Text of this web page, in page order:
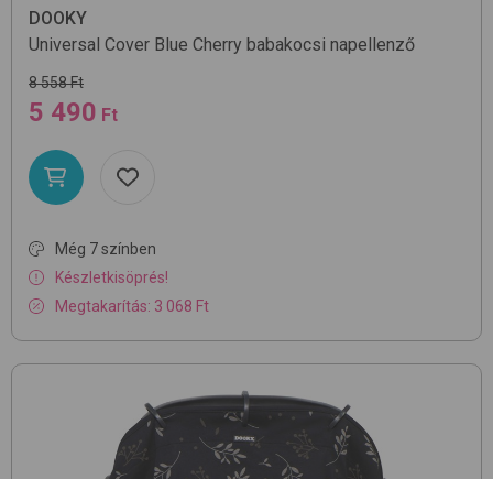
DOOKY
Universal Cover Blue Cherry babakocsi napellenző
8 558 Ft
5 490 Ft
Még 7 színben
Készletkisöprés!
Megtakarítás: 3 068 Ft